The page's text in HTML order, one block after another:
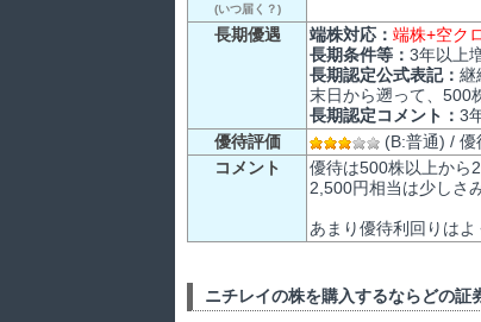
(いつ届く？)
長期優遇 端株対応： 端株+空ク
長期条件等： 3年以上
長期認定公式表記： 継
末日から遡って、500
長期認定コメント： 3
優待評価
(B:普通) /
コメント
優待は500株以上から
2,500円相当は少しさ
あまり優待利回りはよ
ニチレイの株を購入するならどの証